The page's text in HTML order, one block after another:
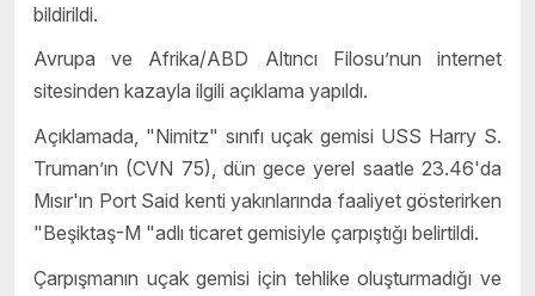
bildirildi.
Avrupa ve Afrika/ABD Altıncı Filosu’nun internet
sitesinden kazayla ilgili açıklama yapıldı.
Açıklamada, "Nimitz" sınıfı uçak gemisi USS Harry S.
Truman’ın (CVN 75), dün gece yerel saatle 23.46'da
Mısır'ın Port Said kenti yakınlarında faaliyet gösterirken
"Beşiktaş-M "adlı ticaret gemisiyle çarpıştığı belirtildi.
Çarpışmanın uçak gemisi için tehlike oluşturmadığı ve